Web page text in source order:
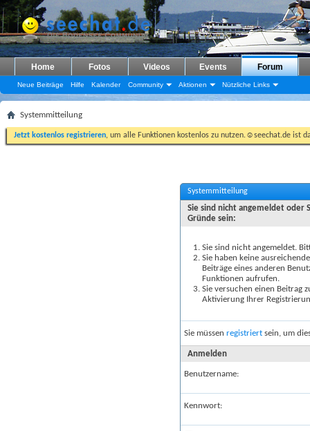
Home Fotos Videos Events Forum
Neue Beiträge Hilfe Kalender Community Aktionen Nützliche Links
Systemmitteilung
Jetzt kostenlos registrieren, um alle Funktionen kostenlos zu nutzen.☺seechat.de ist
Systemmitteilung
Sie sind nicht angemeldet oder
Gründe sein:
Sie sind nicht angemeldet.
Sie haben keine
Beiträge eines anderen
Funktionen aufrufen.
Sie versuchen einen Beitrag
Aktivierung Ihrer
Sie müssen registriert sein, um
Anmelden
Benutzername:
Kennwort: